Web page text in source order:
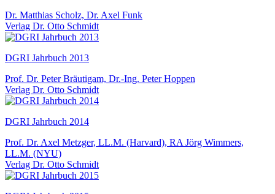
Dr. Matthias Scholz, Dr. Axel Funk
Verlag Dr. Otto Schmidt
DGRI Jahrbuch 2013
Prof. Dr. Peter Bräutigam, Dr.-Ing. Peter Hoppen
Verlag Dr. Otto Schmidt
DGRI Jahrbuch 2014
Prof. Dr. Axel Metzger, LL.M. (Harvard), RA Jörg Wimmers,
LL.M. (NYU)
Verlag Dr. Otto Schmidt